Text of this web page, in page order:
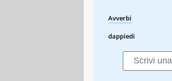
Avverbi
dappiedi